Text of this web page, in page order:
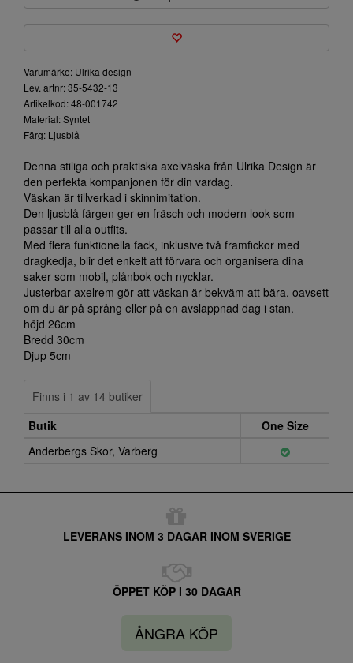
Varumärke: Ulrika design
Lev. artnr: 35-5432-13
Artikelkod: 48-001742
Material: Syntet
Färg: Ljusblå
Denna stiliga och praktiska axelväska från Ulrika Design är
den perfekta kompanjonen för din vardag.
Väskan är tillverkad i skinnimitation.
Den ljusblå färgen ger en fräsch och modern look som
passar till alla outfits.
Med flera funktionella fack, inklusive två framfickor med
dragkedja, blir det enkelt att förvara och organisera dina
saker som mobil, plånbok och nycklar.
Justerbar axelrem gör att väskan är bekväm att bära, oavsett
om du är på språng eller på en avslappnad dag i stan.
höjd 26cm
Bredd 30cm
Djup 5cm
Finns i 1 av 14 butiker
Butik
One Size
Anderbergs Skor, Varberg
LEVERANS INOM 3 DAGAR INOM SVERIGE
ÖPPET KÖP I 30 DAGAR
ÅNGRA KÖP